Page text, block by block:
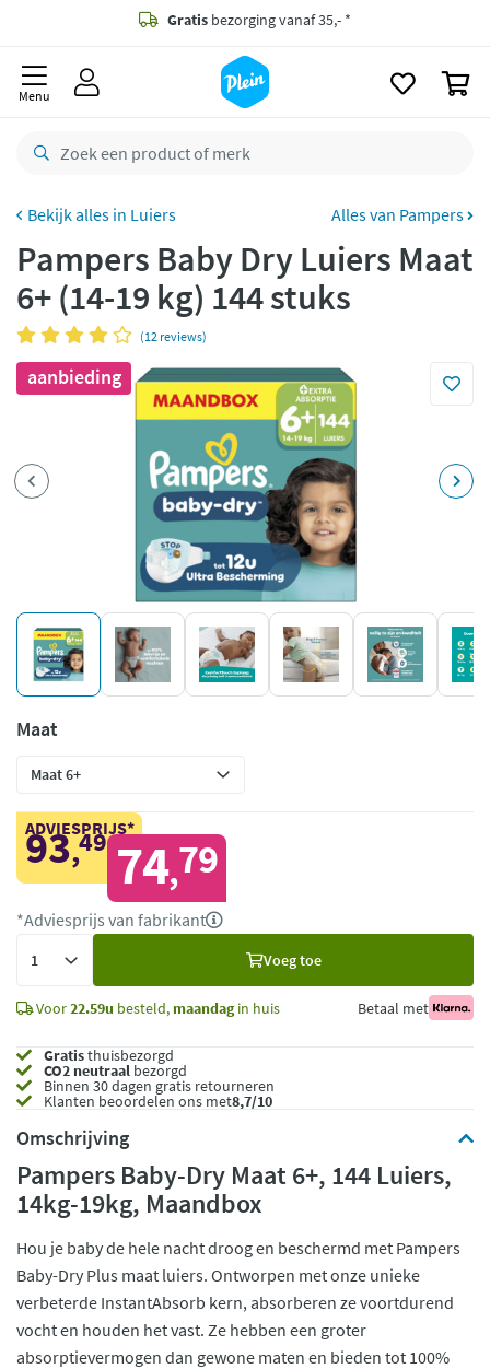
Gratis bezorging vanaf 35,- *
besteld,maandag
retourneren
Betaal met Klarna
Menu
Luiers Alles van Pampers
Pampers Baby Dry Luiers Maat
6+ (14-19 kg) 144 stuks
(12 reviews)
aanbieding
Maat
ADVIESPRIJS*
93,49 74,79
*Adviesprijs van fabrikant
Voeg toe
Voor22.59u besteld, maandagin huis Betaal met
Gratisthuisbezorgd
CO2 neutraal bezorgd
Binnen 30 dagen gratis retourneren
Klanten beoordelen ons met8,7/10
Omschrijving
Pampers Baby-Dry Maat 6+, 144 Luiers,
14kg-19kg, Maandbox
Hou je baby de hele nacht droog en beschermd met Pampers
Baby-Dry Plus maat luiers. Ontworpen met onze unieke
verbeterde InstantAbsorb kern, absorberen ze voortdurend
vocht en houden het vast. Ze hebben een groter
absorptievermogen dan gewone maten en bieden tot 100%